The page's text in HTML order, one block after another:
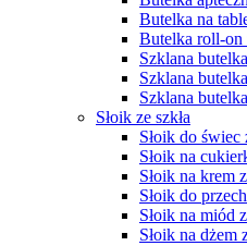
Butelka na
Butelka roll-on
Szklana
Szklana
Szklana
Słoik ze szkła
Słoik do świec
Słoik na
Słoik na krem
Słoik do
Słoik na miód
Słoik na dżem